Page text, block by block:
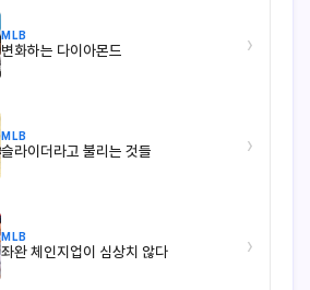
MLB
변화하는 다이아몬드 ›
MLB
슬라이더라고 불리는 것들 ›
MLB
좌완 체인지업이 심상치 않다 ›